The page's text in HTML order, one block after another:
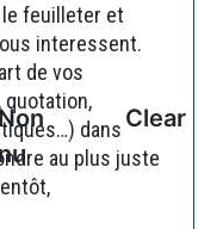
Clear
feuilleter et
interessent.
de vos
dans
au plus juste